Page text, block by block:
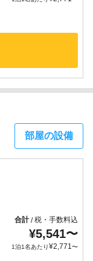
部屋の設備
合計/税・手数料込
¥5,541〜
1泊1名あたり¥2,771〜